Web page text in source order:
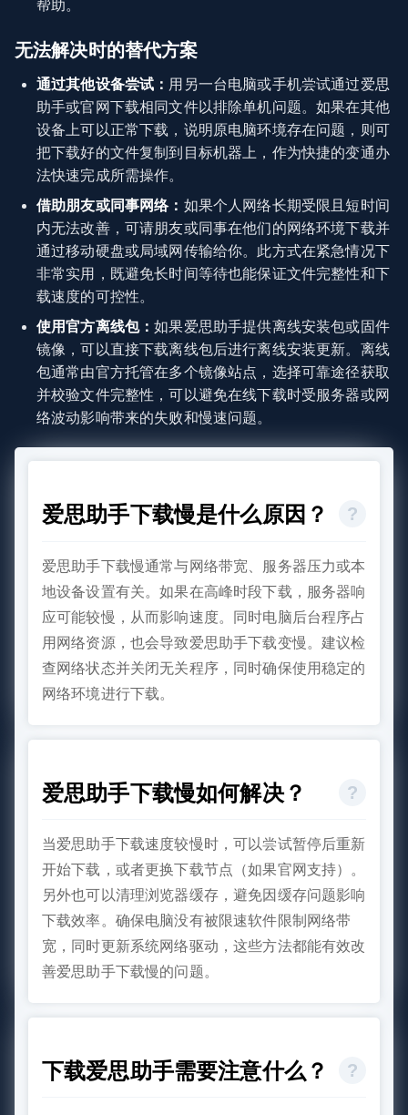
帮助。
无法解决时的替代方案
通过其他设备尝试： 用另一台电脑或手机尝试通过爱思
助手或官网下载相同文件以排除单机问题。如果在其他
设备上可以正常下载，说明原电脑环境存在问题，则可
把下载好的文件复制到目标机器上，作为快捷的变通办
法快速完成所需操作。
借助朋友或同事网络： 如果个人网络长期受限且短时间
内无法改善，可请朋友或同事在他们的网络环境下载并
通过移动硬盘或局域网传输给你。此方式在紧急情况下
非常实用，既避免长时间等待也能保证文件完整性和下
载速度的可控性。
使用官方离线包：如果爱思助手提供离线安装包或固件
镜像，可以直接下载离线包后进行离线安装更新。离线
包通常由官方托管在多个镜像站点，选择可靠途径获取
并校验文件完整性，可以避免在线下载时受服务器或网
络波动影响带来的失败和慢速问题。
爱思助手下载慢是什么原因？
爱思助手下载慢通常与网络带宽、服务器压力或本
地设备设置有关。如果在高峰时段下载，服务器响
应可能较慢，从而影响速度。同时电脑后台程序占
用网络资源，也会导致爱思助手下载变慢。建议检
查网络状态并关闭无关程序，同时确保使用稳定的
网络环境进行下载。
爱思助手下载慢如何解决？
当爱思助手下载速度较慢时，可以尝试暂停后重新
开始下载，或者更换下载节点（如果官网支持）。
另外也可以清理浏览器缓存，避免因缓存问题影响
下载效率。确保电脑没有被限速软件限制网络带
宽，同时更新系统网络驱动，这些方法都能有效改
善爱思助手下载慢的问题。
下载爱思助手需要注意什么？